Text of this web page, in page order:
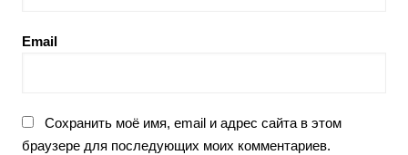
Email
Сохранить моё имя, email и адрес сайта в этом
браузере для последующих моих комментариев.